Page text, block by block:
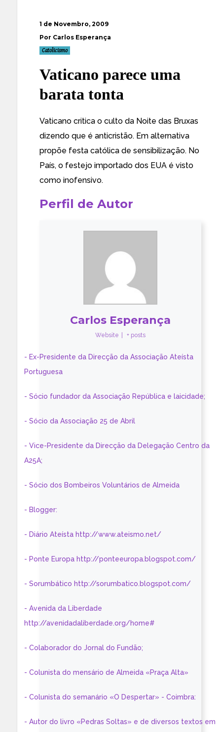
1 de Novembro, 2009
Por Carlos Esperança
Catolicismo
Vaticano parece uma
barata tonta
Vaticano critica o culto da Noite das Bruxas
dizendo que é anticristão. Em alternativa
propõe festa católica de sensibilização. No
País, o festejo importado dos EUA é visto
como inofensivo.
Perfil de Autor
Carlos Esperança
Website + posts
- Ex-Presidente da Direcção da Associação Ateísta
Portuguesa
- Sócio fundador da Associação República e laicidade;
- Sócio da Associação 25 de Abril
- Vice-Presidente da Direcção da Delegação Centro da
A25A;
- Sócio dos Bombeiros Voluntários de Almeida
- Blogger:
- Diário Ateísta http://www.ateismo.net/
- Ponte Europa http://ponteeuropa.blogspot.com/
- Sorumbático http://sorumbatico.blogspot.com/
- Avenida da Liberdade
http://avenidadaliberdade.org/home#
- Colaborador do Jornal do Fundão;
- Colunista do mensário de Almeida «Praça Alta»
- Colunista do semanário «O Despertar» - Coimbra:
- Autor do livro «Pedras Soltas» e de diversos textos em